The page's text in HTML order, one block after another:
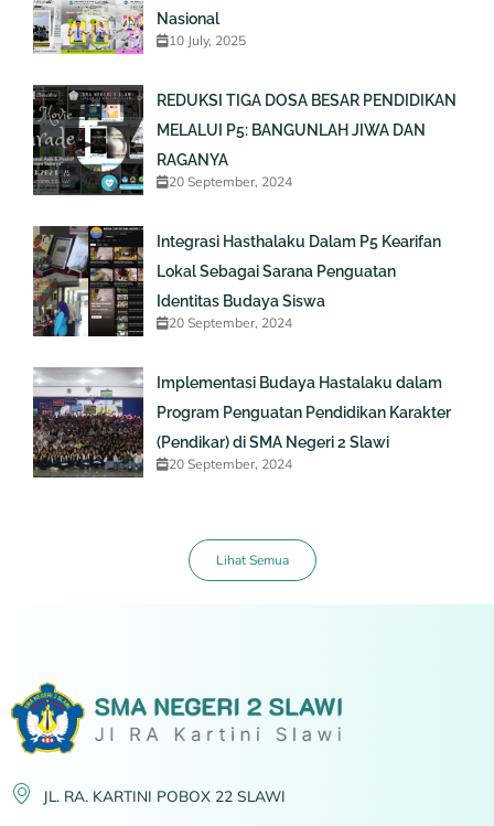
Nasional
10 July, 2025
REDUKSI TIGA DOSA BESAR PENDIDIKAN
MELALUI P5: BANGUNLAH JIWA DAN
RAGANYA
20 September, 2024
Integrasi Hasthalaku Dalam P5 Kearifan
Lokal Sebagai Sarana Penguatan
Identitas Budaya Siswa
20 September, 2024
Implementasi Budaya Hastalaku dalam
Program Penguatan Pendidikan Karakter
(Pendikar) di SMA Negeri 2 Slawi
20 September, 2024
Lihat Semua
JL. RA. KARTINI POBOX 22 SLAWI